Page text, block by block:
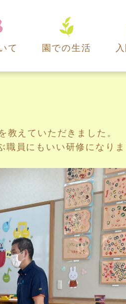
て 園での生活
えていただきました。
員にもいい研修になりま